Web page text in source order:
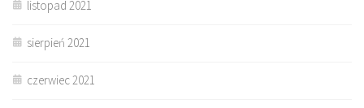
listopad 2021
sierpień 2021
czerwiec 2021